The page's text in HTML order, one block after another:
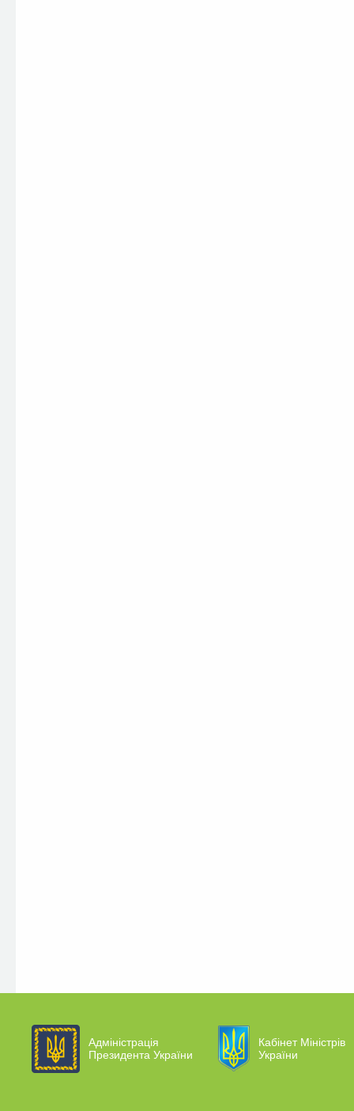
Адміністрація
Президента України
Кабінет Міністрів
України